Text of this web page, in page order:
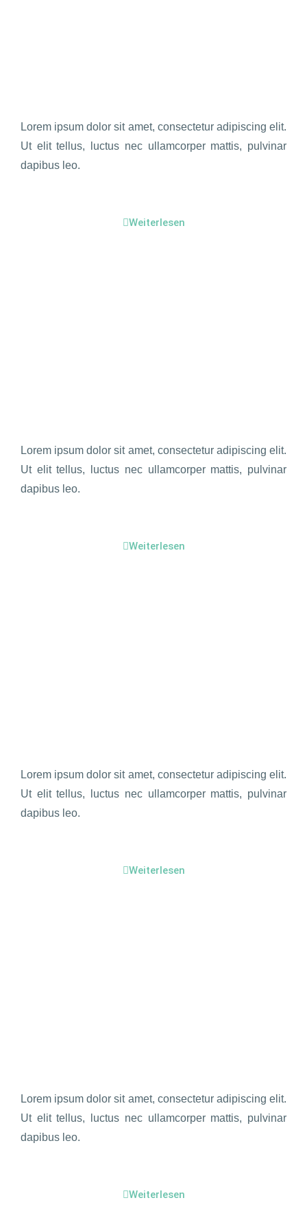
Lorem ipsum dolor sit amet, consectetur adipiscing elit.
Ut elit tellus, luctus nec ullamcorper mattis, pulvinar
dapibus leo.
Weiterlesen
Lorem ipsum dolor sit amet, consectetur adipiscing elit.
Ut elit tellus, luctus nec ullamcorper mattis, pulvinar
dapibus leo.
Weiterlesen
Lorem ipsum dolor sit amet, consectetur adipiscing elit.
Ut elit tellus, luctus nec ullamcorper mattis, pulvinar
dapibus leo.
Weiterlesen
Lorem ipsum dolor sit amet, consectetur adipiscing elit.
Ut elit tellus, luctus nec ullamcorper mattis, pulvinar
dapibus leo.
Weiterlesen